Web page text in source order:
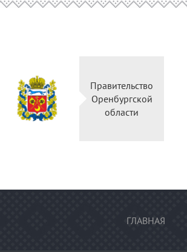
Правительство
Оренбургской
области
ГЛАВНАЯ